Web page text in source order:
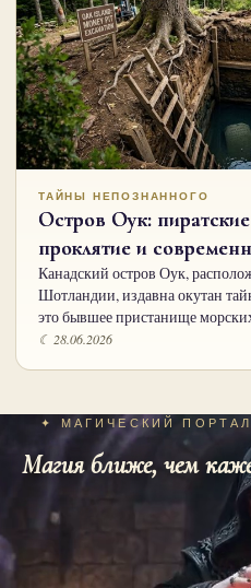
ТАЙНЫ НЕПОЗНАННОГО
Остров Оук:
проклятие и
Канадский остров Оук,
Шотландии, издавна окутан
это бывшее пристанище
☾ 28.06.2026
✦ МАГИЧЕСКИЙ
Магия ближе, чем